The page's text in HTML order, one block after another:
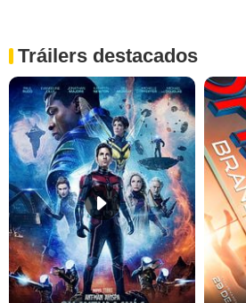
Tráilers destacados